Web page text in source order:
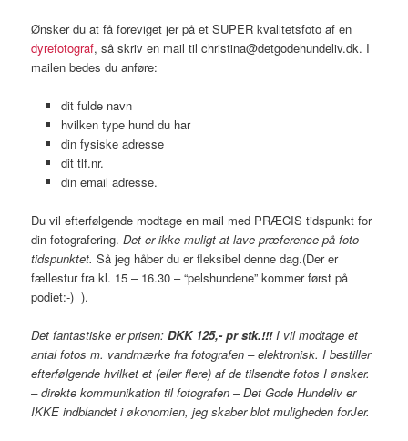
Ønsker du at få foreviget jer på et SUPER kvalitetsfoto af en
dyrefotograf, så skriv en mail til christina@detgodehundeliv.dk. I
mailen bedes du anføre:
dit fulde navn
hvilken type hund du har
din fysiske adresse
dit tlf.nr.
din email adresse.
Du vil efterfølgende modtage en mail med PRÆCIS tidspunkt for
din fotografering.Det er ikke muligt at lave præference på foto
tidspunktet.Så jeg håber du er fleksibel denne dag.(Der er
fællestur fra kl. 15 – 16.30 – “pelshundene” kommer først på
podiet:-) ).
Det fantastiske er prisen:DKK 125,- pr stk.!!!I vil modtage et
antal fotos m. vandmærke fra fotografen – elektronisk. I bestiller
efterfølgende hvilket et (eller flere) af de tilsendte fotos I ønsker.
– direkte kommunikation til fotografen – Det Gode Hundeliv er
IKKE indblandet i økonomien, jeg skaber blot muligheden forJer.